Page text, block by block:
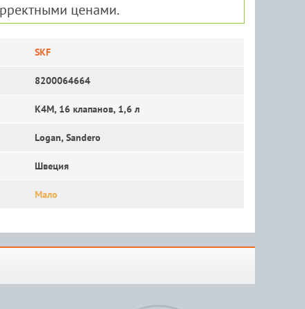
ценами.
SKF
8200064664
K4M, 16 клапанов, 1,6 л
Logan, Sandero
Швеция
Мало